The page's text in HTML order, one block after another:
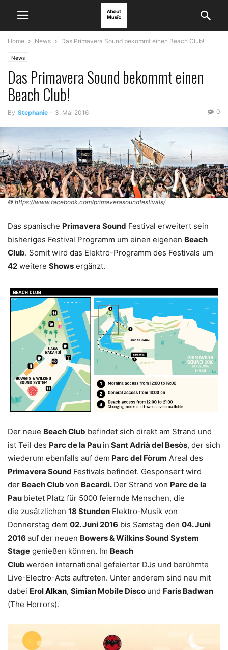
Home News Das Primavera Sound bekommt einen Beach Club!
News
Das Primavera Sound bekommt einen
Beach Club!
By Stephanie - 3. Mai 2016 0
© https://www.facebook.com/primaverasoundfestivals/
Das spanische Primavera Sound Festival erweitert sein
bisheriges Festival Programm um einen eigenen Beach
Club. Somit wird das Elektro-Programm des Festivals um
42 weitere Shows ergänzt.
Der neue Beach Club befindet sich direkt am Strand und
ist Teil des Parc de la Pau in Sant Adrià del Besòs, der sich
wiederum ebenfalls auf dem Parc del Fòrum Areal des
Primavera Sound Festivals befindet. Gesponsert wird
der Beach Club von Bacardi. Der Strand von Parc de la
Pau bietet Platz für 5000 feiernde Menschen, die
die zusätzlichen 18 Stunden Elektro-Musik von
Donnerstag dem 02. Juni 2016 bis Samstag den 04. Juni
2016 auf der neuen Bowers & Wilkins Sound System
Stage genießen können. Im Beach
Club werden international gefeierter DJs und berühmte
Live-Electro-Acts auftreten. Unter anderem sind neu mit
dabei ErolAlkan, Simian Mobile Disco und Faris Badwan
(The Horrors).